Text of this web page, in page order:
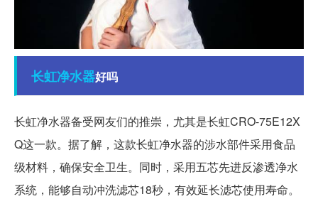
长虹净水器好吗
长虹净水器备受网友们的推崇，尤其是长虹CRO-75E12X
Q这一款。据了解，这款长虹净水器的涉水部件采用食品
级材料，确保安全卫生。同时，采用五芯先进反渗透净水
系统，能够自动冲洗滤芯18秒，有效延长滤芯使用寿命。